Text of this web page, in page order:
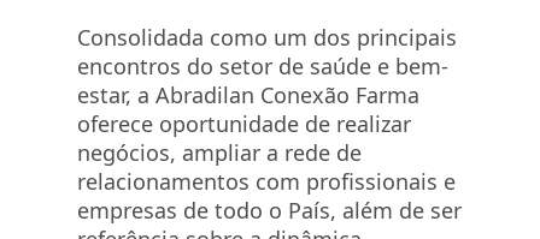
Consolidada como um dos principais
encontros do setor de saúde e bem-
estar, a Abradilan Conexão Farma
oferece oportunidade de realizar
negócios, ampliar a rede de
relacionamentos com profissionais e
empresas de todo o País, além de ser